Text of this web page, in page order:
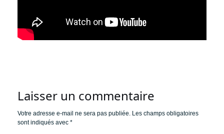
Laisser un commentaire
Votre adresse e-mail ne sera pas publiée. Les champs obligatoires
sont indiqués avec *